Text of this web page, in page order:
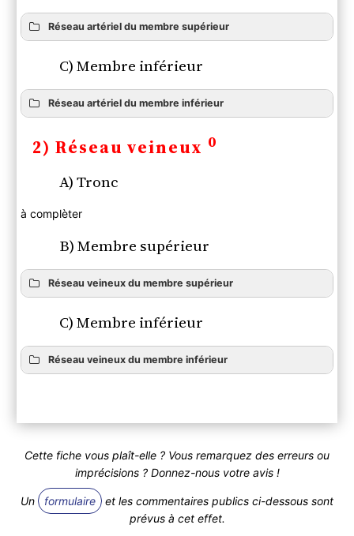
Réseau artériel du membre supérieur
C) Membre inférieur
Réseau artériel du membre inférieur
2) Réseau veineux 0
A) Tronc
à complèter
B) Membre supérieur
Réseau veineux du membre supérieur
C) Membre inférieur
Réseau veineux du membre inférieur
Cette fiche vous plaît-elle ? Vous remarquez des erreurs ou
imprécisions ? Donnez-nous votre avis !
Un formulaire
et les commentaires publics ci-dessous sont
prévus à cet effet.